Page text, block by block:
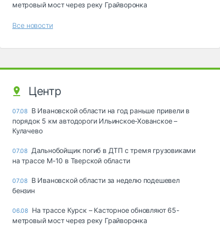
метровый мост через реку Грайворонка
Все новости
Центр
07.08 В Ивановской области на год раньше привели в
порядок 5 км автодороги Ильинское-Хованское –
Кулачево
07.08 Дальнобойщик погиб в ДТП с тремя грузовиками
на трассе М-10 в Тверской области
07.08 В Ивановской области за неделю подешевел
бензин
06.08 На трассе Курск – Касторное обновляют 65-
метровый мост через реку Грайворонка